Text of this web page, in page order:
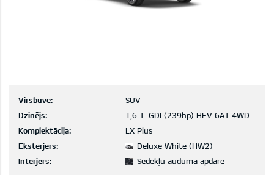
Virsbūve:
SUV
Dzinējs:
1,6 T-GDI (239hp) HEV 6AT 4WD
Komplektācija:
LX Plus
Eksterjers:
Deluxe White (HW2)
Interjers:
Sēdekļu auduma apdare